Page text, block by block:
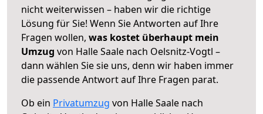
nicht weiterwissen – haben wir die richtige
Lösung für Sie! Wenn Sie Antworten auf Ihre
Fragen wollen, was kostet überhaupt mein
Umzug von Halle Saale nach Oelsnitz-Vogtl –
dann wählen Sie sie uns, denn wir haben immer
die passende Antwort auf Ihre Fragen parat.
Ob ein Privatumzug von Halle Saale nach